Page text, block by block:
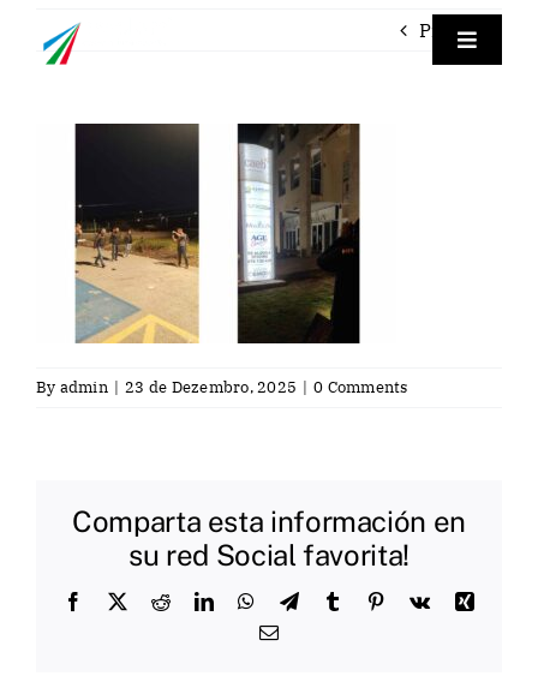
Toggle
Previous
By admin | 23 de Dezembro, 2025 | 0 Comments
Comparta esta información en
su red Social favorita!
Facebook
X RedditLinkedInWhatsApp
TelegramTumblr Pinterest
Vk
Xing
Email